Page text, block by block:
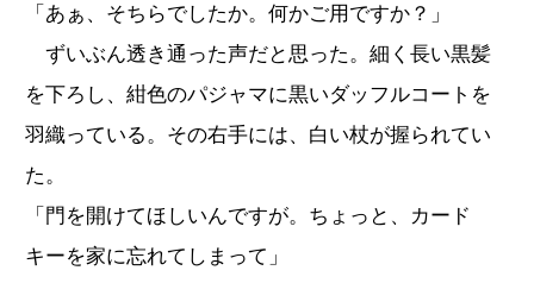
「あぁ、そちらでしたか。何かご用ですか？」
ずいぶん透き通った声だと思った。細く長い黒髪
を下ろし、紺色のパジャマに黒いダッフルコートを
羽織っている。その右手には、白い杖が握られてい
た。
「門を開けてほしいんですが。ちょっと、カード
キーを家に忘れてしまって」